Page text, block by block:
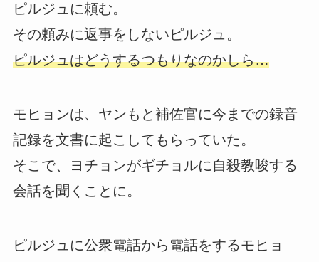
ピルジュに頼む。
その頼みに返事をしないピルジュ。
ピルジュはどうするつもりなのかしら…
モヒョンは、ヤンもと補佐官に今までの録音
記録を文書に起こしてもらっていた。
そこで、ヨチョンがギチョルに自殺教唆する
会話を聞くことに。
ピルジュに公衆電話から電話をするモヒョ